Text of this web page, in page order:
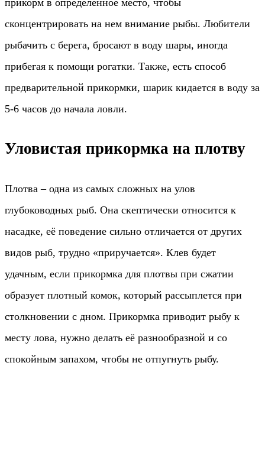
сконцентрировать на нем внимание рыбы. Любители
рыбачить с берега, бросают в воду шары, иногда
прибегая к помощи рогатки. Также, есть способ
предварительной прикормки, шарик кидается в воду за
5-6 часов до начала ловли.
Уловистая прикормка на плотву
Плотва – одна из самых сложных на улов
глубоководных рыб. Она скептически относится к
насадке, её поведение сильно отличается от других
видов рыб, трудно «приручается». Клев будет
удачным, если прикормка для плотвы при сжатии
образует плотный комок, который рассыплется при
столкновении с дном. Прикормка приводит рыбу к
месту лова, нужно делать её разнообразной и со
спокойным запахом, чтобы не отпугнуть рыбу.